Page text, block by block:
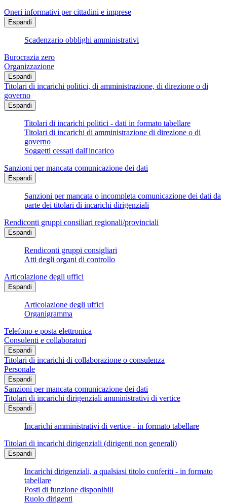
Oneri informativi per cittadini e imprese
Espandi
Scadenzario obblighi amministrativi
Burocrazia zero
Organizzazione
Espandi
Titolari di incarichi politici, di amministrazione, di direzione o di
governo
Espandi
Titolari di incarichi politici - dati in formato tabellare
Titolari di incarichi di amministrazione di direzione o di
governo
Soggetti cessati dall'incarico
Sanzioni per mancata comunicazione dei dati
Espandi
Sanzioni per mancata o incompleta comunicazione dei dati da
parte dei titolari di incarichi dirigenziali
Rendiconti gruppi consiliari regionali/provinciali
Espandi
Rendiconti gruppi consigliari
Atti degli organi di controllo
Articolazione degli uffici
Espandi
Articolazione degli uffici
Organigramma
Telefono e posta elettronica
Consulenti e collaboratori
Espandi
Titolari di incarichi di collaborazione o consulenza
Personale
Espandi
Sanzioni per mancata comunicazione dei dati
Titolari di incarichi dirigenziali amministrativi di vertice
Espandi
Incarichi amministrativi di vertice - in formato tabellare
Titolari di incarichi dirigenziali (dirigenti non generali)
Espandi
Incarichi dirigenziali, a qualsiasi titolo conferiti - in formato
tabellare
Posti di funzione disponibili
Ruolo dirigenti